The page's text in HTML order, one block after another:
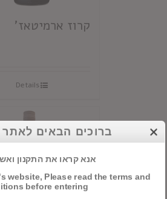
קרוז ארמיטאז'
Details
ברוכים הבאים
אנא קראו את התקנון
website, Please read the terms and
before entering